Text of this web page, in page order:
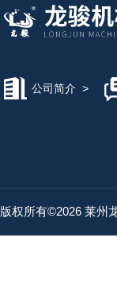
公司简介 >
版权所有©2026 莱州